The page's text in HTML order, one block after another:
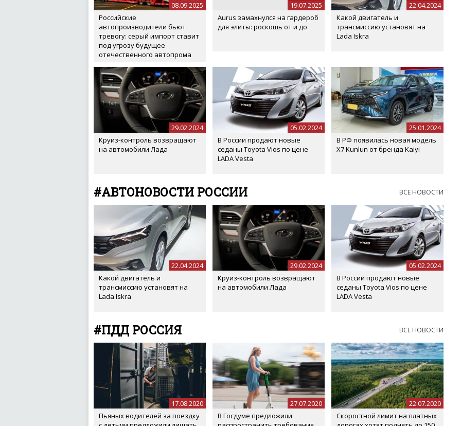
Российские
автопроизводители бьют
тревогу: серый импорт ставит
под угрозу будущее
отечественного автопрома
08.09.2025
Aurus замахнулся на гардероб
для элиты: роскошь от и до
19.07.2025
Какой двигатель и
трансмиссию установят на
Lada Iskra
22.04.2024
Круиз-контроль возвращают
на автомобили Лада
29.02.2024
В России продают новые
седаны Toyota Vios по цене
LADA Vesta
05.02.2024
В РФ появилась новая модель
X7 Kunlun от бренда Kaiyi
25.01.2024
#АВТОНОВОСТИ РОССИИ ВСЕ НОВОСТИ
Какой двигатель и
трансмиссию установят на
Lada Iskra
22.04.2024
Круиз-контроль возвращают
на автомобили Лада
29.02.2024
В России продают новые
седаны Toyota Vios по цене
LADA Vesta
05.02.2024
#ПДД РОССИЯ ВСЕ НОВОСТИ
Пьяных водителей за поездку
17.08.2020
В Госдуме предложили
27.07.2020
Скоростной лимит на платных
22.07.2020